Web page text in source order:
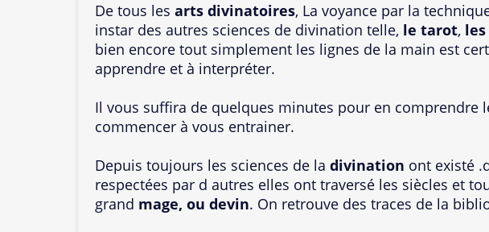
De tous les arts divinatoires, La voyance par la
instar des autres sciences de divination telle, le tarot,
bien encore tout simplement les lignes de la main est
apprendre et à interpréter.
Il vous suffira de quelques minutes pour en comprendre
commencer à vous entrainer.
Depuis toujours les sciences de la divination ont existé
respectées par d autres elles ont traversé les siècles et
grand mage, ou devin. On retrouve des traces de la